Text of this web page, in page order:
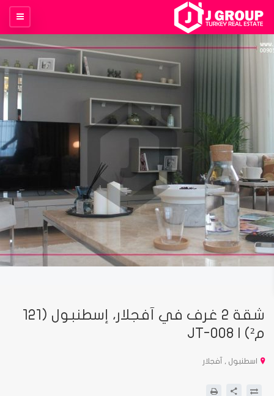
شقة 2 غرف في آفجلار، إسطنبول (121
م²) | JT-008
اسطنبول , آفجلار